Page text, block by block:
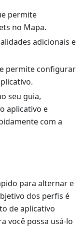
permite
no Mapa.
adicionais e
permite configurar
seu guia,
aplicativo e
com a
para alternar e
dos perfis é
de aplicativo
você possa usá-lo